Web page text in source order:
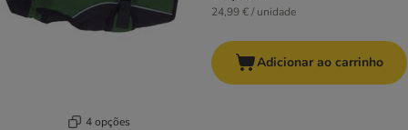
4 opções
24,99 € / unidade
Adicionar ao carrinho